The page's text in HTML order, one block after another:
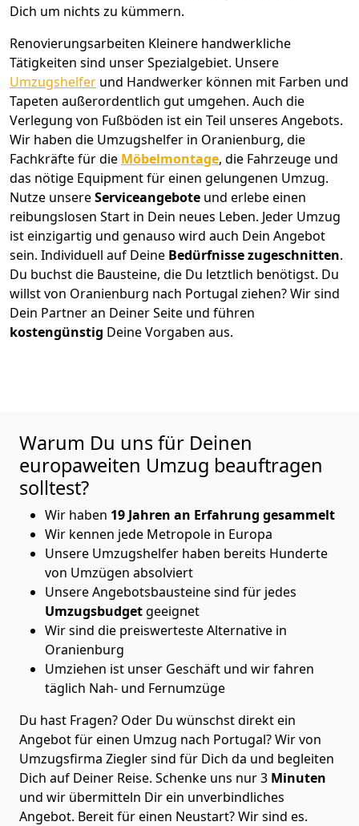
Dich um nichts zu kümmern.
Renovierungsarbeiten Kleinere handwerkliche
Tätigkeiten sind unser Spezialgebiet. Unsere
Umzugshelfer und Handwerker können mit Farben und
Tapeten außerordentlich gut umgehen. Auch die
Verlegung von Fußböden ist ein Teil unseres Angebots.
Wir haben die Umzugshelfer in Oranienburg, die
Fachkräfte für die Möbelmontage, die Fahrzeuge und
das nötige Equipment für einen gelungenen Umzug.
Nutze unsereServiceangebote und erlebe einen
reibungslosen Start in Dein neues Leben. Jeder Umzug
ist einzigartig und genauso wird auch Dein Angebot
sein. Individuell auf Deine Bedürfnisse zugeschnitten.
Du buchst die Bausteine, die Du letztlich benötigst. Du
willst von Oranienburg nach Portugal ziehen? Wir sind
Dein Partner an Deiner Seite und führen
kostengünstig Deine Vorgaben aus.
Warum Du uns für Deinen
europaweiten Umzug beauftragen
solltest?
Wir haben 19 Jahren an Erfahrung gesammelt
Wir kennen jede Metropole in Europa
Unsere Umzugshelfer haben bereits Hunderte
von Umzügen absolviert
Unsere Angebotsbausteine sind für jedes
Umzugsbudgetgeeignet
Wir sind die preiswerteste Alternative in
Oranienburg
Umziehen ist unser Geschäft und wir fahren
täglich Nah- und Fernumzüge
Du hast Fragen? Oder Du wünschst direkt ein
Angebot für einen Umzug nach Portugal? Wir von
Umzugsfirma Zieglersind für Dich da und begleiten
Dich auf Deiner Reise. Schenke uns nur3 Minuten
und wir übermitteln Dir ein unverbindliches
Angebot. Bereit für einen Neustart? Wir sind es.